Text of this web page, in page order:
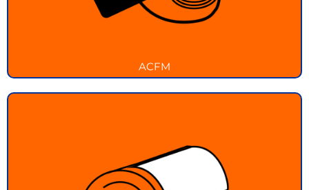
ACFM
Sistema Galvanizado